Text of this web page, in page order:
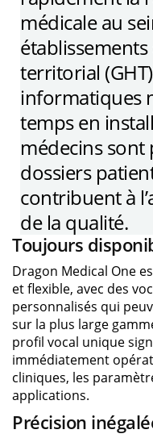
médicale au
territorial
informatiques
temps en
médecins sont
dossiers
contribuent à
de la qualité.
Toujours
Dragon Medical One
et flexible, avec des
personnalisés qui
sur la plus large
profil vocal unique
immédiatement
cliniques, les
applications.
Précision